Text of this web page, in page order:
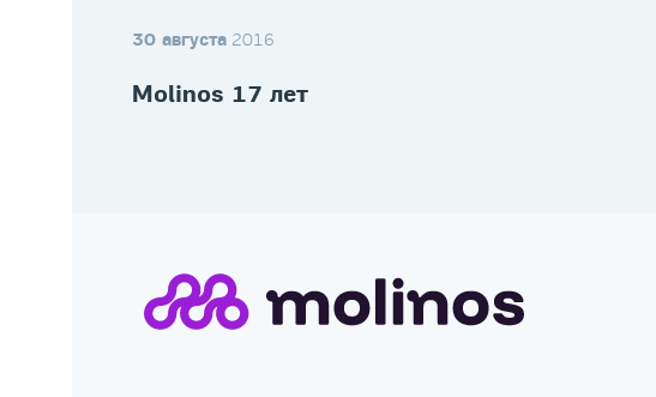
30 августа 2016
Molinos 17 лет